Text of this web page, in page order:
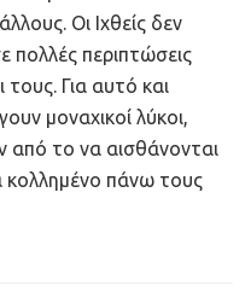
Οι Ιχθείς δεν
πολλές περιπτώσεις
τους. Για αυτό και
μοναχικοί λύκοι,
από το να αισθάνονται
κολλημένο πάνω τους